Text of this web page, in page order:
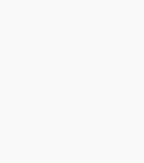
Ürün